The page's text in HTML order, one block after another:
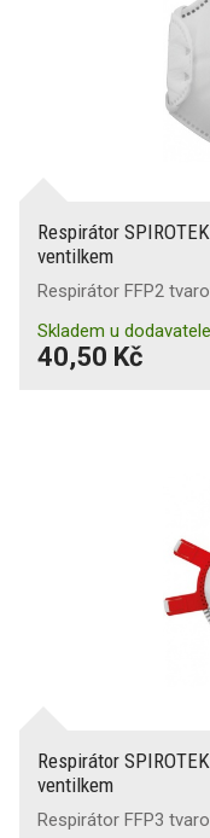
Respirátor
ventilkem
Respirátor FFP2
Skladem u dodavatele
40,50 Kč
Respirátor
ventilkem
Respirátor FFP3